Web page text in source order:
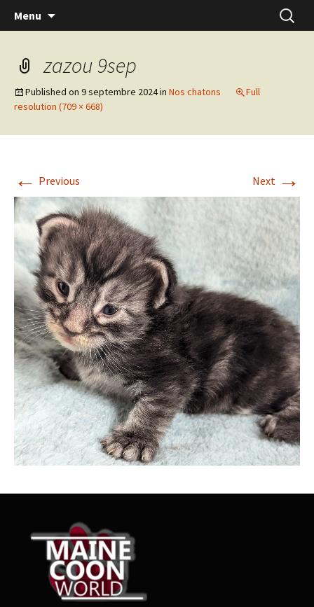
Menu
zazou 9sep
Published on 9 septembre 2024in Nos chatons
Full
resolution (709 × 668)
← Previous Next →